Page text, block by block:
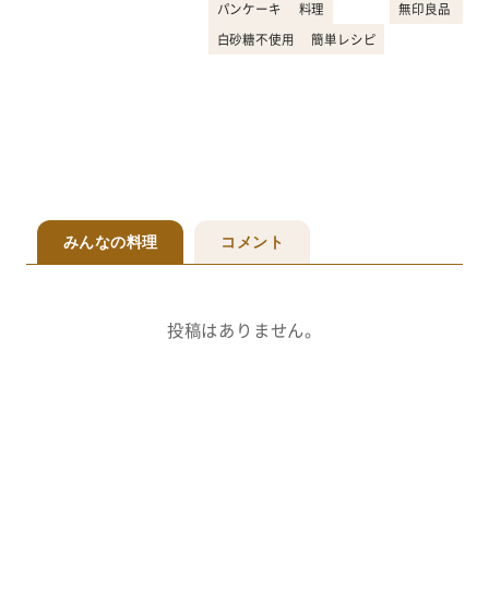
パンケーキ 料理
白砂糖不使用 簡単レシピ
無印良品
みんなの料理 コメント
投稿はありません。